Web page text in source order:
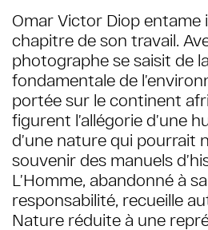
Omar Victor Diop entame
chapitre de son travail.
photographe se saisit de
fondamentale de
portée sur le continent
figurent l’allégorie d’une
d’une nature qui pourrait
souvenir des manuels
L’Homme, abandonné à
responsabilité, recueille
Nature réduite à une